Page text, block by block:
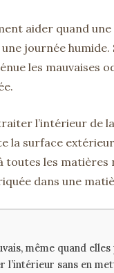
aider quand
journée
les mauvaises
l’intérieur de
surface
toutes les
dans une
même quand
l’intérieur sans en